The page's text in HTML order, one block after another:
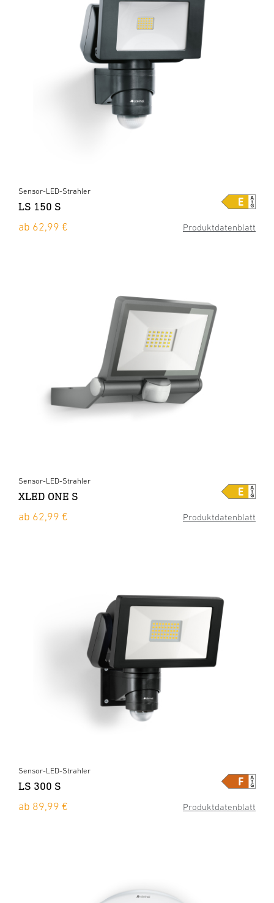
Produktdatenblatt
Sensor-LED-Strahler
LS 150 S
ab 62,99 €
Produktdatenblatt
Sensor-LED-Strahler
XLED ONE S
ab 62,99 €
Produktdatenblatt
Sensor-LED-Strahler
LS 300 S
ab 89,99 €